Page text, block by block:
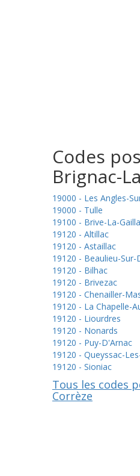
Codes
Brignac-
19000 - Les Angles-
19000 - Tulle
19100 - Brive-La-
19120 - Altillac
19120 - Astaillac
19120 - Beaulieu-
19120 - Bilhac
19120 - Brivezac
19120 - Chenailler-
19120 - La Chapelle-
19120 - Liourdres
19120 - Nonards
19120 - Puy-D'Arnac
19120 - Queyssac-
19120 - Sioniac
Tous les codes
Corrèze